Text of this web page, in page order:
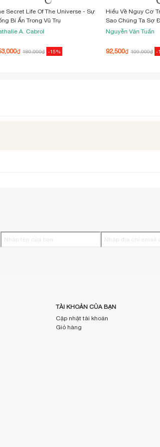
Secret Life Of The Universe - Sự
Bí Ẩn Trong Vũ Trụ
A. Cabrol
₫ 180,000₫ -15%
Hiểu Về Nguy Cơ
Sao Chúng Ta Sợ
Nhưng Xem Nhẹ
Nguyễn Văn Tuấn
92,500₫ 109,000₫ -
TÀI KHOẢN CỦA BẠN
Cập nhật tài khoản
Giỏ hàng